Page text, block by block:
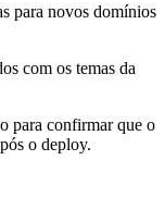
para novos domínios
com os temas da
para confirmar que o
o deploy.